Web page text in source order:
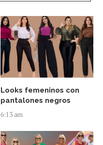
Looks femeninos con
pantalones negros
6:13 am